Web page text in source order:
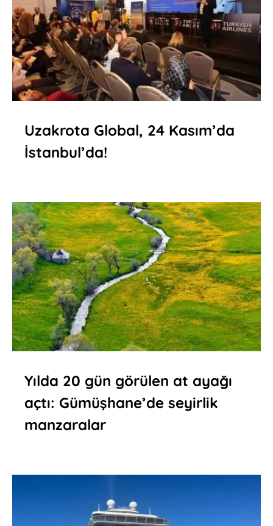
Uzakrota Global, 24 Kasım’da
İstanbul’da!
Yılda 20 gün görülen at ayağı
açtı: Gümüşhane’de seyirlik
manzaralar